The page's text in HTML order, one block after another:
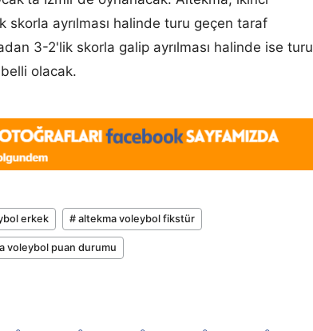
skorla ayrılması halinde turu geçen taraf
3-2'lik skorla galip ayrılması halinde ise turu
olacak.
erkek # altekma voleybol fikstür
voleybol puan durumu